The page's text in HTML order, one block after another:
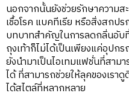
นอกจากนั้นยังช่วยรักษาความส
เชื้อโรค แบคทีเรีย หรือสิ่งสกป
บทบาทสำคัญในการลดกลิ่นอับ
ถุงเท้าก็ไม่ได้เป็นเพียงแค่อุปก
ยังนำมาเป็นไอเทมแฟชั่นที่สา
ได้ ที่สามารถช่วยให้ลุคของเร
ได้สไตล์ที่หลากหลาย